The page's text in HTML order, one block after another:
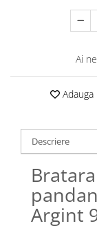
Lănțișoare cu
Lănțișoare cu
Lănțișoare Argint
COLIERE CU PERLE
Coliere cu Perle
Coliere cu Inimioare
Coliere cu Cruce
Coliere cu Stea
Coliere cu Soare
Coliere cu
Coliere cu Zodii
Ai
Adauga
Descriere
Argint